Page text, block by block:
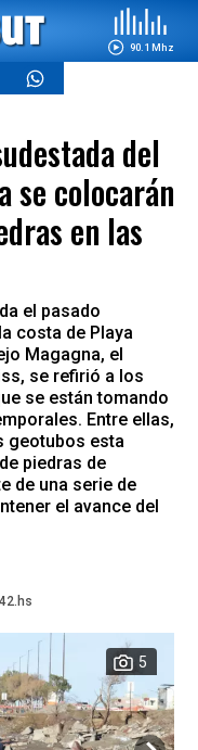
90.1 Mhz
del
se colocarán
en las
el pasado
costa de Playa
Magagna, el
se refirió a los
se están tomando
Entre ellas,
geotubos esta
piedras de
de una serie de
el avance del
5